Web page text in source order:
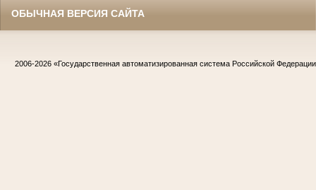
ОБЫЧНАЯ ВЕРСИЯ САЙТА
2006-2026 «Государственная автоматизированная система Российской